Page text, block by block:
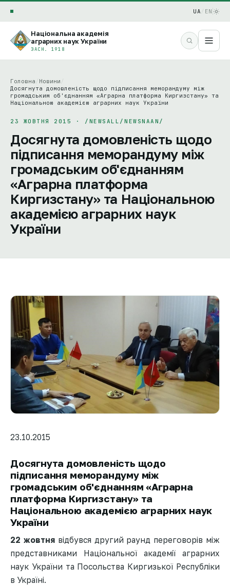
UA EN
Національна академія
аграрних наук України
ЗАСН. 1918
Головна Новини
Досягнута домовленість щодо підписання меморандуму між
громадським об'єднанням «Аграрна платформа Киргизстану» та
Національною академією аграрних наук України
23 ЖОВТНЯ 2015 · /NEWSALL/NEWSNAAN/
Досягнута домовленість щодо
підписання меморандуму між
громадським об'єднанням
«Аграрна платформа
Киргизстану» та Національною
академією аграрних наук
України
23.10.2015
Досягнута домовленість щодо
підписання меморандуму між
громадським об'єднанням «Аграрна
платформа Киргизстану» та
Національною академією аграрних наук
України
22 жовтнявідбувся другий раунд переговорів між
представниками Національної академії аграрних
наук України та Посольства Киргизької Республіки
в Україні.